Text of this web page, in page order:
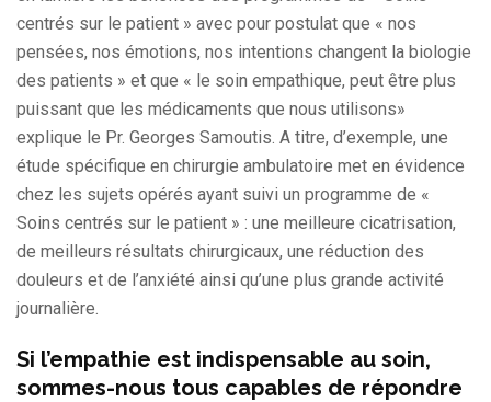
centrés sur le patient » avec pour postulat que « nos
pensées, nos émotions, nos intentions changent la biologie
des patients » et que « le soin empathique, peut être plus
puissant que les médicaments que nous utilisons»
explique le Pr. Georges Samoutis. A titre, d’exemple, une
étude spécifique en chirurgie ambulatoire met en évidence
chez les sujets opérés ayant suivi un programme de «
Soins centrés sur le patient » : une meilleure cicatrisation,
de meilleurs résultats chirurgicaux, une réduction des
douleurs et de l’anxiété ainsi qu’une plus grande activité
journalière.
Si l’empathie est indispensable au soin,
sommes-nous tous capables de répondre